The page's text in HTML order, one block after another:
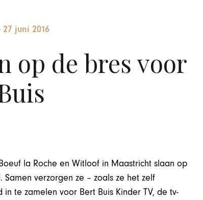
27 juni 2016
op de bres voor
la Roche en Witloof in Maastricht slaan op
verzorgen ze – zoals ze het zelf
te zamelen voor Bert Buis Kinder TV, de tv-